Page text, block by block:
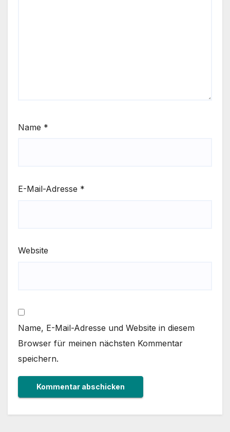
Name *
E-Mail-Adresse *
Website
Name, E-Mail-Adresse und Website in diesem
Browser für meinen nächsten Kommentar
speichern.